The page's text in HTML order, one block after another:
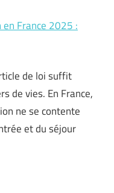
France 2025 :
de loi suffit
de vies. En France,
ne se contente
et du séjour